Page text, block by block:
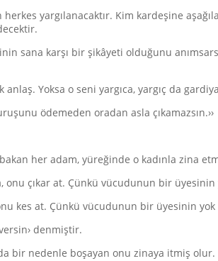
yargılanacaktır. Kim kardeşine
sana karşı bir şikâyeti olduğunu
Yoksa o seni yargıca, yargıç da
ödemeden oradan asla çıkamazsın.››
her adam, yüreğinde o kadınla zina
çıkar at. Çünkü vücudunun bir
kes at. Çünkü vücudunun bir üyesinin
denmiştir.
bir nedenle boşayan onu zinaya itmiş